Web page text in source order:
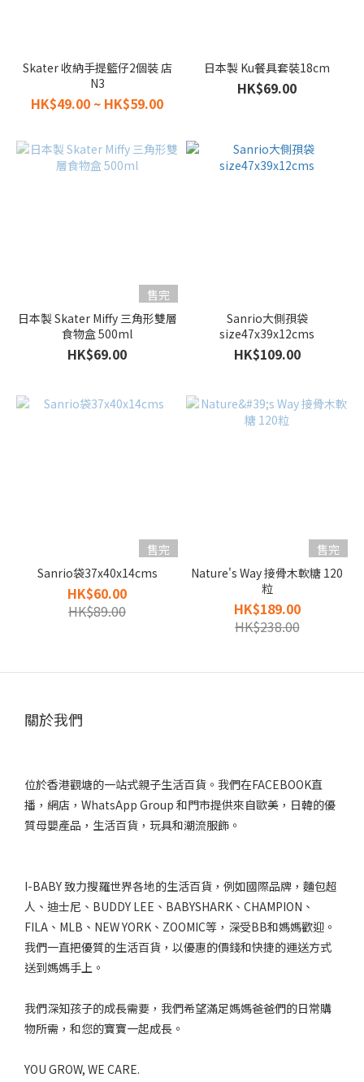
Skater 收納手提籃仔2個裝 店
N3
HK$49.00 ~ HK$59.00
日本製 Ku餐具套裝18cm
HK$69.00
售完
日本製 Skater Miffy 三角形雙層
食物盒 500ml
HK$69.00
Sanrio大側孭袋
size47x39x12cms
HK$109.00
售完
Sanrio袋37x40x14cms
HK$60.00
HK$89.00
售完
Nature's Way 接骨木軟糖 120
粒
HK$189.00
HK$238.00
關於我們
位於香港觀塘的一站式親子生活百貨。我們在FACEBOOK直
播，網店，WhatsApp Group 和門市提供來自歐美，日韓的優
質母嬰產品，生活百貨，玩具和潮流服飾。
I-BABY 致力搜羅世界各地的生活百貨，例如國際品牌，麵包超
人、迪士尼、BUDDY LEE、BABYSHARK、CHAMPION、
FILA、MLB、NEW YORK、ZOOMIC等，深受BB和媽媽歡迎。
我們一直把優質的生活百貨，以優惠的價錢和快捷的運送方式
送到媽媽手上。
我們深知孩子的成長需要，我們希望滿足媽媽爸爸們的日常購
物所需，和您的寶寶一起成長。
YOU GROW, WE CARE.